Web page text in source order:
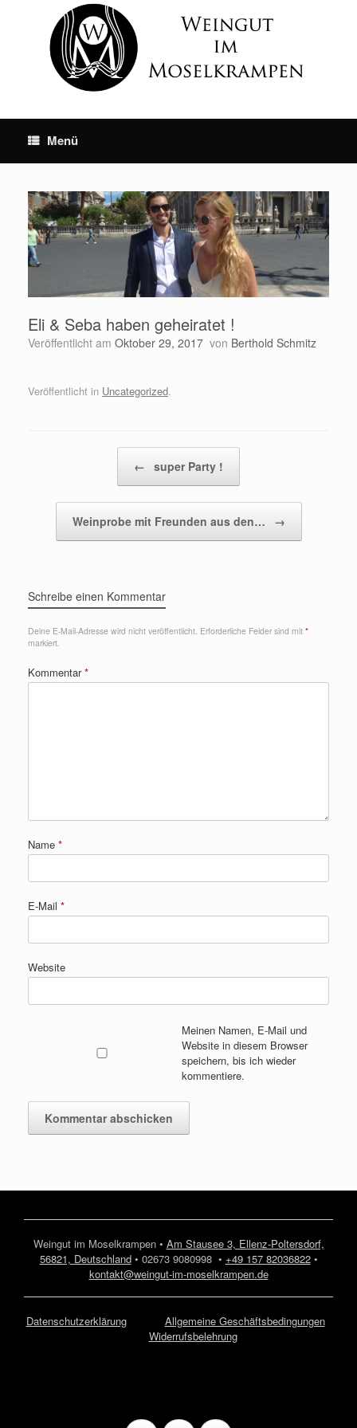
Menü
Eli & Seba haben geheiratet !
Veröffentlicht am Oktober 29, 2017 von Berthold Schmitz
Veröffentlicht in Uncategorized.
← super Party !
Weinprobe mit Freunden aus den… →
Schreibe einen Kommentar
Deine E-Mail-Adresse wird nicht veröffentlicht. Erforderliche Felder sind mit *
markiert.
Kommentar*
Name *
E-Mail *
Website
Meinen Namen, E-Mail und
Website in diesem Browser
speichern, bis ich wieder
kommentiere.
Weingut im Moselkrampen • Am Stausee 3, Ellenz-Poltersdorf,
56821, Deutschland• 02673 9080998 • +49 157 82036822•
kontakt@weingut-im-moselkrampen.de
Datenschutzerklärung
Allgemeine Geschäftsbedingungen
Widerrufsbelehrung